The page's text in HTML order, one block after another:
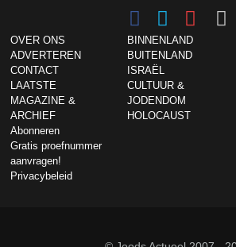
OVER ONS
ADVERTEREN
CONTACT
LAATSTE
MAGAZINE &
ARCHIEF
Abonneren
Gratis proefnummer
aanvragen!
Privacybeleid
BINNENLAND
BUITENLAND
ISRAËL
CULTUUR &
JODENDOM
HOLOCAUST